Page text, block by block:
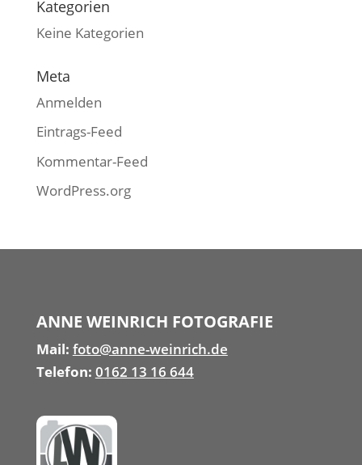
Kategorien
Keine Kategorien
Meta
Anmelden
Eintrags-Feed
Kommentar-Feed
WordPress.org
ANNE WEINRICH FOTOGRAFIE
Mail: foto@anne-weinrich.de
Telefon: 0162 13 16 644